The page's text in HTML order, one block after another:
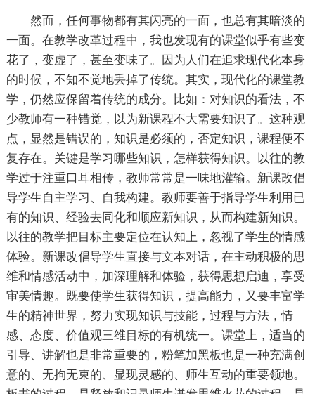
然而，任何事物都有其闪亮的一面，也总有其暗淡的
一面。在教学改革过程中，我也发现有的课堂似乎有些变
花了，变虚了，甚至变味了。因为人们在追求现代化本身
的时候，不知不觉地丢掉了传统。其实，现代化的课堂教
学，仍然应保留着传统的成分。比如：对知识的看法，不
少教师有一种错觉，以为新课程不大需要知识了。这种观
点，显然是错误的，知识是必须的，否定知识，课程便不
复存在。关键是学习哪些知识，怎样获得知识。以往的教
学过于注重口耳相传，教师常常是一味地灌输。新课改倡
导学生自主学习、自我构建。教师要善于指导学生利用已
有的知识、经验去同化和顺应新知识，从而构建新知识。
以往的教学把目标主要定位在认知上，忽视了学生的情感
体验。新课改倡导学生直接与文本对话，在主动积极的思
维和情感活动中，加深理解和体验，获得思想启迪，享受
审美情趣。既要使学生获得知识，提高能力，又要丰富学
生的精神世界，努力实现知识与技能，过程与方法，情
感、态度、价值观三维目标的有机统一。课堂上，适当的
引导、讲解也是非常重要的，粉笔加黑板也是一种充满创
意的、无拘无束的、显现灵感的、师生互动的重要领地。